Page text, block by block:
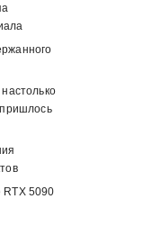
пришлось
RTX 5090